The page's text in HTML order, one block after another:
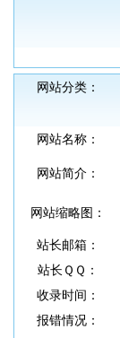
网站分类：
网站名称：
网站简介：
网站缩略图：
站长邮箱：
站长ＱＱ：
收录时间：
报错情况：